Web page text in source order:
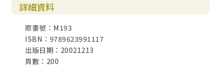
詳細資料
原書號：M193
ISBN：9789623991117
出版日期：20021213
頁數：200